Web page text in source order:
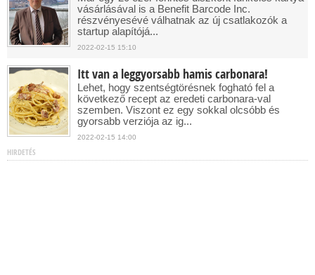
vásárlásával is a Benefit Barcode Inc.
részvényesévé válhatnak az új csatlakozók a
startup alapítójá...
2022-02-15 15:10
Itt van a leggyorsabb hamis carbonara!
Lehet, hogy szentségtörésnek fogható fel a
következő recept az eredeti carbonara-val
szemben. Viszont ez egy sokkal olcsóbb és
gyorsabb verziója az ig...
2022-02-15 14:00
HIRDETÉS